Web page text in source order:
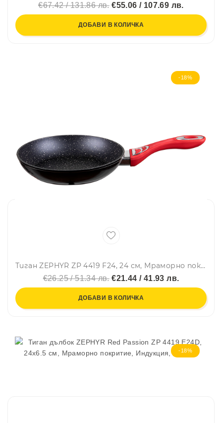
€67.42 / 131.86 лв.€55.06 / 107.69 лв.
ДОБАВИ В КОЛИЧКА
-18%
Тиган ZEPHYR ZP 4419 F24, 24 см, Мраморно покритие, Черен
€26.25 / 51.34 лв.€21.44 / 41.93 лв.
ДОБАВИ В КОЛИЧКА
-18%